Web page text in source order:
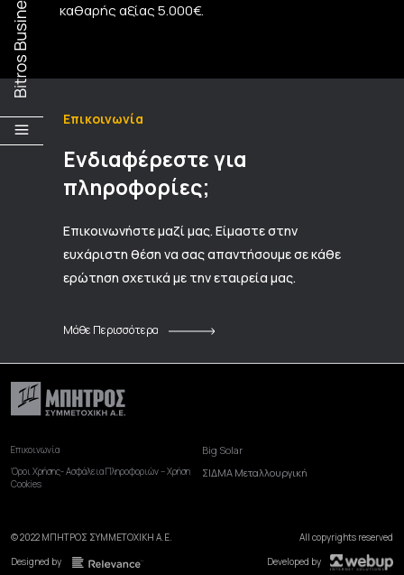
καθαρής αξίας 5.000€.
Επικοινωνία
Ενδιαφέρεστε για
πληροφορίες;
Επικοινωνήστε μαζί μας. Είμαστε στην
ευχάριστη θέση να σας απαντήσουμε σε κάθε
ερώτηση σχετικά με την εταιρεία μας.
Μάθε Περισσότερα
Επικοινωνία
Όροι Χρήσης- Ασφάλεια Πληροφοριών – Χρήση
Cookies
Big Solar
ΣΙΔΜΑ Μεταλλουργική
© 2022 ΜΠΗΤΡΟΣ ΣΥΜΜΕΤΟΧΙΚΗ Α.Ε.
All copyrights reserved
Designed by
Developed by